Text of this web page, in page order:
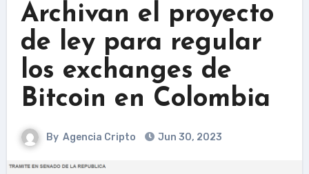
Archivan el proyecto
de ley para regular
los exchanges de
Bitcoin en Colombia
By Agencia Cripto Jun 30, 2023